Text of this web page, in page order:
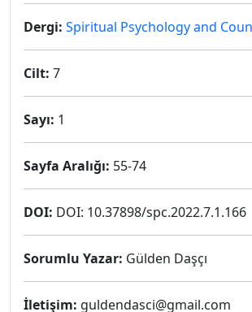
Dergi: Spiritual Psychology and
Cilt: 7
Sayı: 1
Sayfa Aralığı: 55-74
DOI: DOI: 10.37898/spc.2022.7.1.166
Sorumlu Yazar: Gülden Daşçı
İletişim: guldendasci@gmail.com